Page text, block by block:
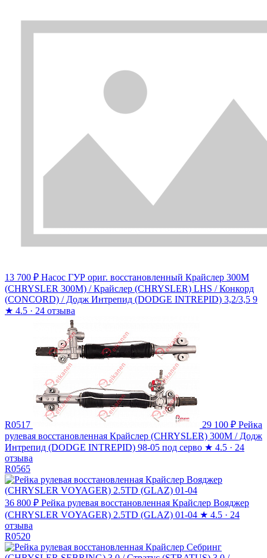
13 700 ₽ Насос ГУР ориг. восстановленный Крайслер 300M
(CHRYSLER 300M) / Крайслер (CHRYSLER) LHS / Конкорд
(CONCORD) / Додж Интрепид (DODGE INTREPID) 3,2/3,5 9
★ 4.5 · 24 отзыва
R0517 29 100 ₽ Рейка
рулевая восстановленная Крайслер (CHRYSLER) 300M / Додж
Интрепид (DODGE INTREPID) 98-05 под серво ★ 4.5 · 24
отзыва
R0565
36 800 ₽ Рейка рулевая восстановленная Крайслер Вояджер
(CHRYSLER VOYAGER) 2.5TD (GLAZ) 01-04 ★ 4.5 · 24
отзыва
R0520